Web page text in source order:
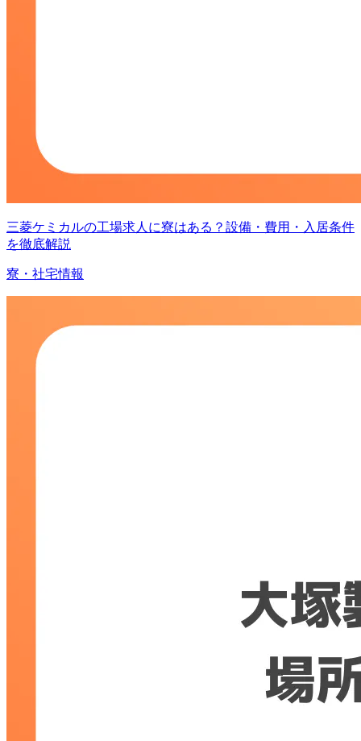
三菱ケミカルの工場求人に寮はある？設備・費用・入居条件
を徹底解説
寮・社宅情報